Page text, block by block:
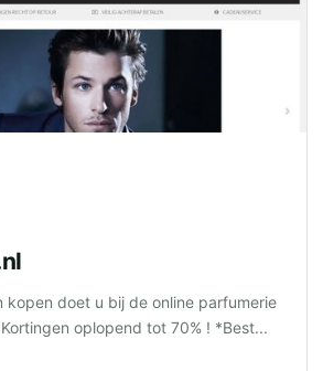
kopen doet u bij de online parfumerie
oplopend tot 70% ! *Best...